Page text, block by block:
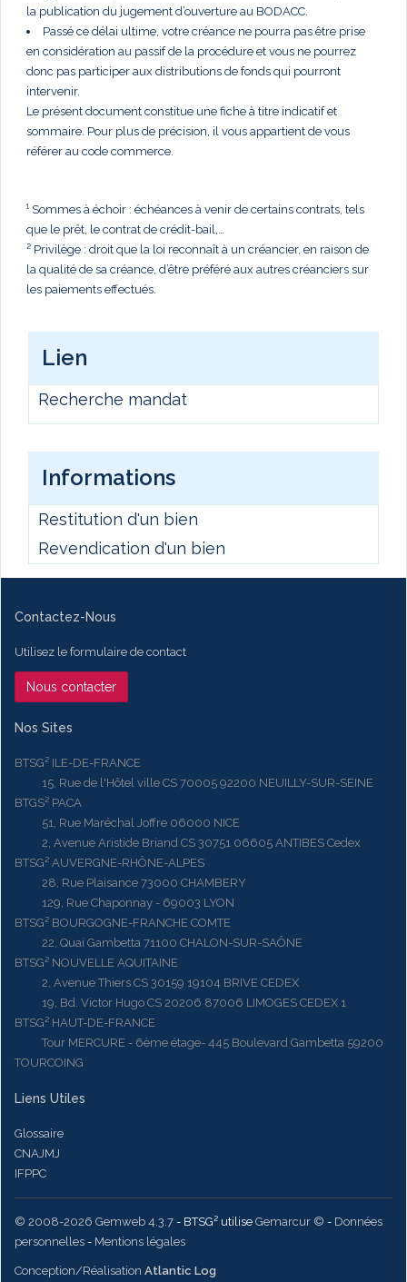
la publication du jugement d’ouverture au BODACC.
Passé ce délai ultime, votre créance ne pourra pas être prise
en considération au passif de la procédure et vous ne pourrez
donc pas participer aux distributions de fonds qui pourront
intervenir.
Le présent document constitue une fiche à titre indicatif et
sommaire. Pour plus de précision, il vous appartient de vous
référer au code commerce.
¹ Sommes à échoir : échéances à venir de certains contrats, tels
que le prêt, le contrat de crédit-bail,…
² Privilège : droit que la loi reconnaît à un créancier, en raison de
la qualité de sa créance, d’être préféré aux autres créanciers sur
les paiements effectués.
Lien
Recherche mandat
Informations
Restitution d'un bien
Revendication d'un bien
Contactez-Nous
Utilisez le formulaire de contact
Nous contacter
Nos Sites
BTSG² ILE-DE-FRANCE
15, Rue de l'Hôtel ville CS 70005 92200 NEUILLY-SUR-SEINE
BTGS² PACA
51, Rue Maréchal Joffre 06000 NICE
2, Avenue Aristide Briand CS 30751 06605 ANTIBES Cedex
BTSG² AUVERGNE-RHÔNE-ALPES
28, Rue Plaisance 73000 CHAMBERY
129, Rue Chaponnay - 69003 LYON
BTSG² BOURGOGNE-FRANCHE COMTE
22, Quai Gambetta 71100 CHALON-SUR-SAÔNE
BTSG² NOUVELLE AQUITAINE
2, Avenue Thiers CS 30159 19104 BRIVE CEDEX
19, Bd. Victor Hugo CS 20206 87006 LIMOGES CEDEX 1
BTSG² HAUT-DE-FRANCE
Tour MERCURE - 6ème étage- 445 Boulevard Gambetta 59200
TOURCOING
Liens Utiles
Glossaire
CNAJMJ
IFPPC
© 2008-2026 Gemweb 4.3.7 - BTSG² utilise Gemarcur © - Données
personnelles - Mentions légales
Conception/Réalisation Atlantic Log